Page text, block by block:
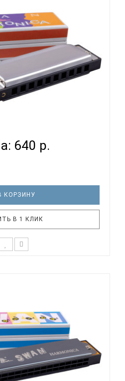
до мажор (C) Строй: Richter
Бумажна..
640 р.
КОРЗИНУ
В 1 КЛИК
медь Корпус: пластик
крышки сталь, язы..